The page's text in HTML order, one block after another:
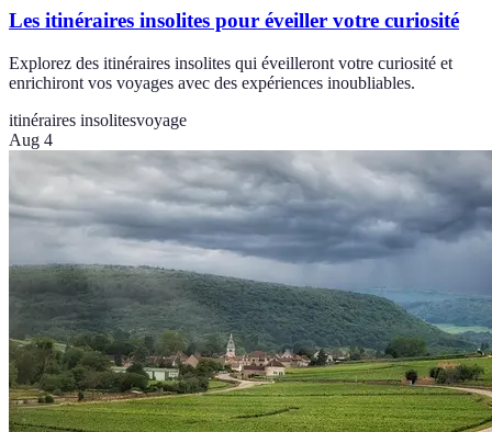
Les itinéraires insolites pour éveiller votre curiosité
Explorez des itinéraires insolites qui éveilleront votre curiosité et
enrichiront vos voyages avec des expériences inoubliables.
itinéraires insolitesvoyage
Aug 4